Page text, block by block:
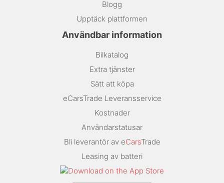
Blogg
Upptäck plattformen
Användbar information
Bilkatalog
Extra tjänster
Sätt att köpa
eCarsTrade Leveransservice
Kostnader
Användarstatusar
Bli leverantör av eCarsTrade
Leasing av batteri